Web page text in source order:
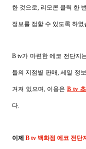
한 것으로, 리모콘 클릭 한
정보를 접할 수 있도록 하였
B tv가 마련한 에코 전단지
들의 지점별 판매, 세일 정
겨져 있으며, 이용은B tv
다.
이제B tv 백화점 에코 전단